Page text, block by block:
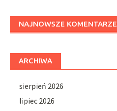
NAJNOWSZE KOMENTARZE
ARCHIWA
sierpień 2026
lipiec 2026